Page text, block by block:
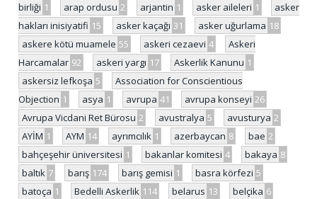
birliği 1 arap ordusu 2 arjantin 1 asker aileleri 1
asker
hakları inisiyatifi 15 asker kaçağı 31 asker uğurlama 18
askere kötü muamele 55 askeri cezaevi 4
Askeri
Harcamalar 92 askeri yargı 17 Askerlik Kanunu 1
askersiz lefkoşa 5
Association for Conscientious
Objection 1 asya 1 avrupa 41 avrupa konseyi 26
Avrupa Vicdani Ret Bürosu 2 avustralya 5 avusturya 2
AYİM 1 AYM 14 ayrımcılık 1 azerbaycan 8 bae 2
bahçeşehir üniversitesi 1 bakanlar komitesi 4 bakaya 8
baltık 7 barış 174 barış gemisi 1 basra körfezi 5
batoça 1 Bedelli Askerlik 114 belarus 13 belçika 6